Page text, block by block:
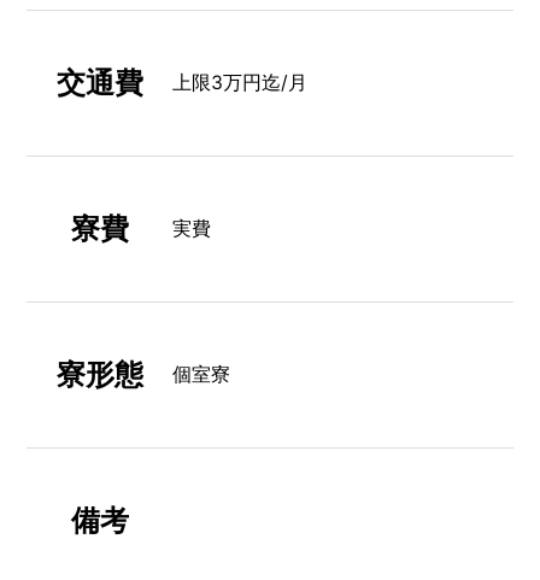
交通費 上限3万円迄/月
寮費 実費
寮形態 個室寮
備考